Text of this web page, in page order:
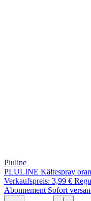
Pluline
PLULINE Kältespray
Verkaufspreis: 3,99 €
Abonnement Sofort